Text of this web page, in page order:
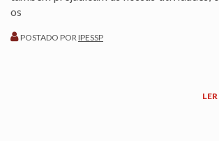
os
POSTADO PORIPESSP